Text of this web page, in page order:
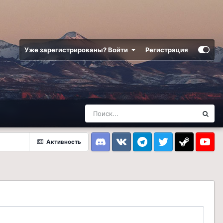
Уже зарегистрированы? Войти Регистрация
Активность
DiscordVK TelegramTwitter Steam